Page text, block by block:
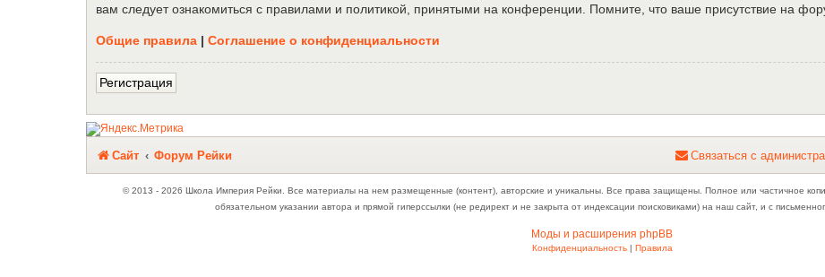
вам следует ознакомиться с правилами и политикой, принятыми на конференции. Помните, что ваше присутствие на
Общие правила | Соглашение о конфиденциальности
Регистрация
Сайт Форум Рейки
Связаться с
Связаться с администра
© 2013 - 2026 Школа Империя Рейки. Все материалы на нем размещенные (контент), авторские и уникальны. Все права защищены. Полное или частичное
обязательном указании автора и прямой гиперссылки (не редирект и не закрыта от индексации поисковиками) на наш сайт, и с
Моды и расширения phpBB
Конфиденциальность| Правила